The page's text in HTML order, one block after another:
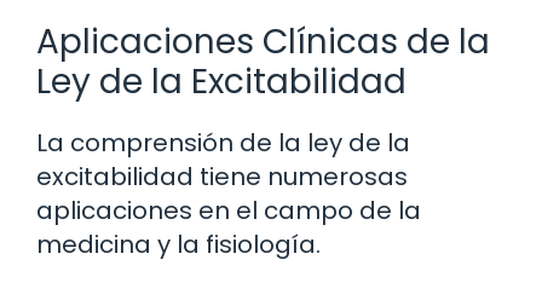
Aplicaciones Clínicas de la
Ley de la Excitabilidad
La comprensión de la ley de la
excitabilidad tiene numerosas
aplicaciones en el campo de la
medicina y la fisiología.